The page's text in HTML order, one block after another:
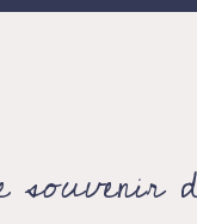
souvenir